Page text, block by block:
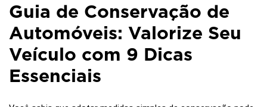
Guia de Conservação de
Automóveis: Valorize Seu
Veículo com 9 Dicas
Essenciais